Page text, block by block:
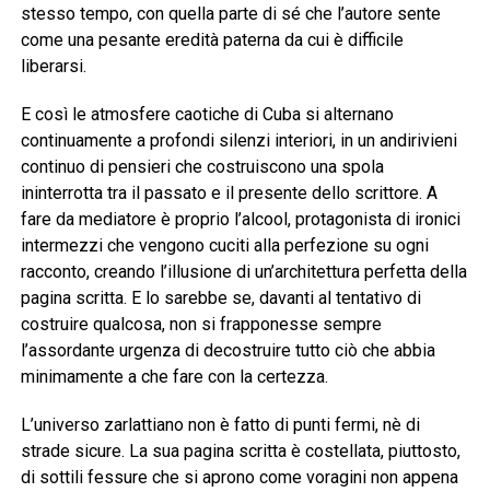
stesso tempo, con quella parte di sé che l’autore sente
come una pesante eredità paterna da cui è difficile
liberarsi.
E così le atmosfere caotiche di Cuba si alternano
continuamente a profondi silenzi interiori, in un andirivieni
continuo di pensieri che costruiscono una spola
ininterrotta tra il passato e il presente dello scrittore. A
fare da mediatore è proprio l’alcool, protagonista di ironici
intermezzi che vengono cuciti alla perfezione su ogni
racconto, creando l’illusione di un’architettura perfetta della
pagina scritta. E lo sarebbe se, davanti al tentativo di
costruire qualcosa, non si frapponesse sempre
l’assordante urgenza di decostruire tutto ciò che abbia
minimamente a che fare con la certezza.
L’universo zarlattiano non è fatto di punti fermi, nè di
strade sicure. La sua pagina scritta è costellata, piuttosto,
di sottili fessure che si aprono come voragini non appena